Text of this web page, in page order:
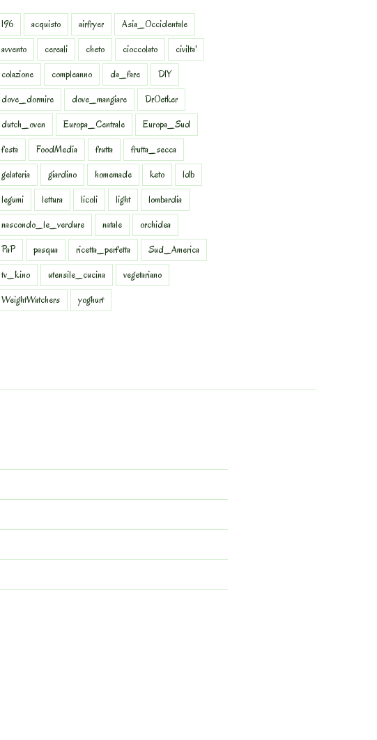
196 acquisto airfryer
Asia_Occidentale
avvento
cereali cheto cioccolato
civilta'
colazione
compleanno da_fare
DIY
dove_dormire
dove_mangiare
DrOetker
dutch_oven
Europa_Centrale
Europa_Sud
festa
FoodMedia frutta
frutta_secca
gelateria
giardino homemade keto
ldb
legumi
lettura licoli light
lombardia
nascondo_le_verdure
natale
orchidea
PaP
pasqua ricetta_perfetta
Sud_America
tv_kino
utensile_cucina
vegetariano
WeightWatchers
yoghurt